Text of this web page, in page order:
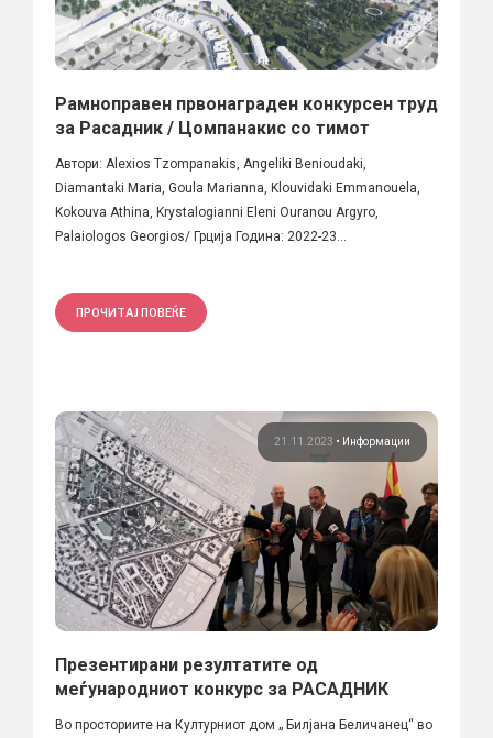
Рамноправен првонаграден конкурсен труд
за Расадник / Цомпанакис со тимот
Автори: Alexios Tzompanakis, Angeliki Benioudaki,
Diamantaki Maria, Goula Marianna, Klouvidaki Emmanouela,
Kokouva Athina, Krystalogianni Eleni Ouranou Argyro,
Palaiologos Georgios/ Грција Година: 2022-23...
ПРОЧИТАЈ ПОВЕЌЕ
21.11.2023 • Информации
Презентирани резултатите од
меѓународниот конкурс за РАСАДНИК
Во просториите на Културниот дом „ Билјана Беличанец“ во